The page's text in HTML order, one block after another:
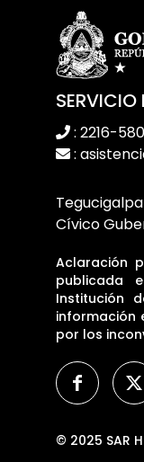
SERVICIO
: 2216-
:
Cívico
Aclaración
publicada
Institución
información
por los
© 2025 SAR